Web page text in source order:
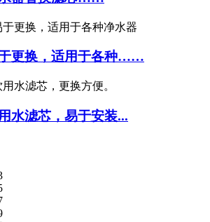
更换，适用于各种……
水滤芯，易于安装...